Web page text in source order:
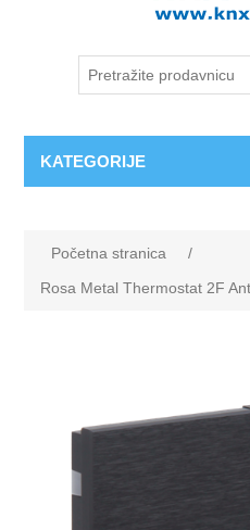
KATEGORIJE
Početna stranica
/
Rosa Metal Thermostat 2F